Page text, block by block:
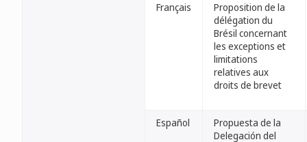
Français
Proposition de la
délégation du
Brésil concernant
les exceptions et
limitations
relatives aux
droits de brevet
Español
Propuesta de la
Delegación del